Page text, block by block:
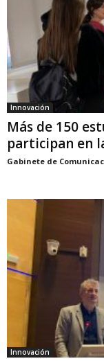
Innovación
Más de 150
participan en
Gabinete de
Innovación